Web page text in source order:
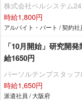
株式会社ベルシステム24
時給1,800円
アルバイト・パート / 契約社
「10月開始」研究開
給1650円
パーソルテンプスタッ
時給1,650円
派遣社員 / 大阪府